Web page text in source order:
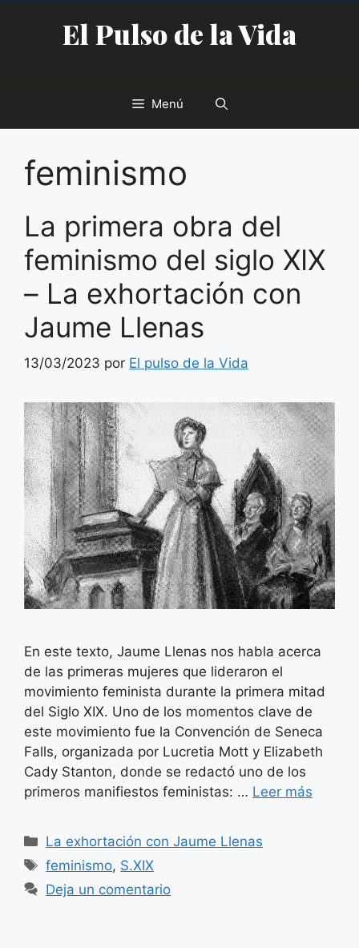
contenidoEl Pulso de la Vida
Menú
feminismo
La primera obra del
feminismo del siglo XIX
– La exhortación con
Jaume Llenas
13/03/2023 por El pulso de la Vida
En este texto, Jaume Llenas nos habla acerca
de las primeras mujeres que lideraron el
movimiento feminista durante la primera mitad
del Siglo XIX. Uno de los momentos clave de
este movimiento fue la Convención de Seneca
Falls, organizada por Lucretia Mott y Elizabeth
Cady Stanton, donde se redactó uno de los
primeros manifiestos feministas: … Leer más
Categorías
La exhortación con Jaume Llenas
Etiquetas
feminismo, S.XIX
Deja un comentario